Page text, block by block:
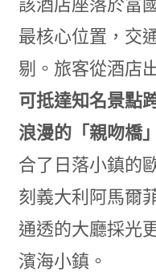
該酒店座落於富
最核心位置，交
剔。旅客從酒店
可抵達知名景點
浪漫的「親吻橋」
合了日落小鎮的
刻義大利阿馬爾
通透的大廳採光
濱海小鎮。